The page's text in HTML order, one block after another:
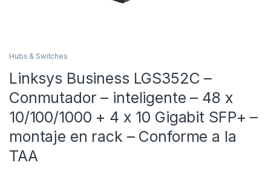
Hubs & Switches
Linksys Business LGS352C –
Conmutador – inteligente – 48 x
10/100/1000 + 4 x 10 Gigabit SFP+ –
montaje en rack – Conforme a la
TAA